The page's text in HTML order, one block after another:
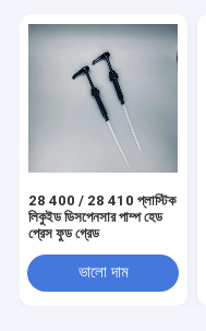
28 400 / 28 410 প্লাস্টিক
লিকুইড ডিসপেনসার পাম্প হেড
প্রেস ফুড গ্রেড
ভালো দাম